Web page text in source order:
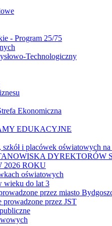
- Program 25/75
Technologiczny
Ekonomiczna
EDUKACYJNE
i placówek oświatowych
DYREKTORÓW
2026 ROKU
oświatowych
wieku do lat 3
przez miasto
prowadzone przez JST